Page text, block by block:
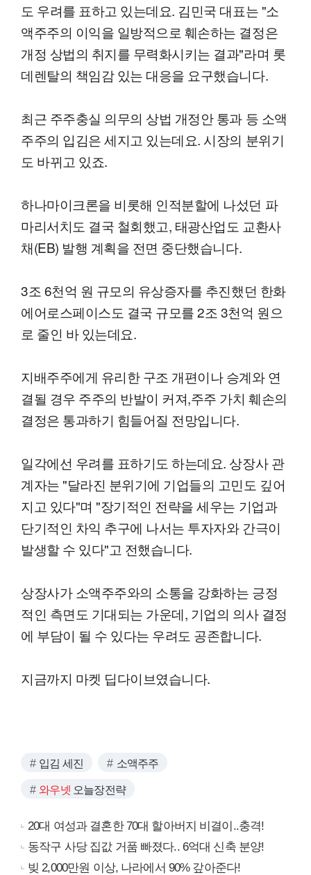
도 우려를 표하고 있는데요. 김민국 대표는 "소
액주주의 이익을 일방적으로 훼손하는 결정은
개정 상법의 취지를 무력화시키는 결과"라며 롯
데렌탈의 책임감 있는 대응을 요구했습니다.
최근 주주충실 의무의 상법 개정안 통과 등 소액
주주의 입김은 세지고 있는데요. 시장의 분위기
도 바뀌고 있죠.
하나마이크론을 비롯해 인적분할에 나섰던 파
마리서치도 결국 철회했고, 태광산업도 교환사
채(EB) 발행 계획을 전면 중단했습니다.
3조 6천억 원 규모의 유상증자를 추진했던 한화
에어로스페이스도 결국 규모를 2조 3천억 원으
로 줄인 바 있는데요.
지배주주에게 유리한 구조 개편이나 승계와 연
결될 경우 주주의 반발이 커져,주주 가치 훼손의
결정은 통과하기 힘들어질 전망입니다.
일각에선 우려를 표하기도 하는데요. 상장사 관
계자는 "달라진 분위기에 기업들의 고민도 깊어
지고 있다"며 "장기적인 전략을 세우는 기업과
단기적인 차익 추구에 나서는 투자자와 간극이
발생할 수 있다"고 전했습니다.
상장사가 소액주주와의 소통을 강화하는 긍정
적인 측면도 기대되는 가운데, 기업의 의사 결정
에 부담이 될 수 있다는 우려도 공존합니다.
지금까지 마켓 딥다이브였습니다.
입김 세진 소액주주
와우넷 오늘장전략
20대 여성과 결혼한 70대 할아버지 비결이..충격!
동작구 사당 집값 거품 빠졌다.. 6억대 신축 분양!
빚 2,000만원 이상, 나라에서 90% 갚아준다!